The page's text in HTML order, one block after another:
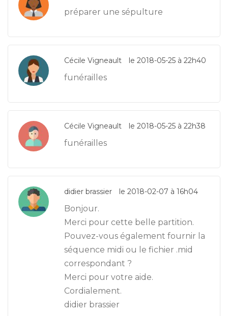
préparer une sépulture
Cécile Vigneault le 2018-05-25 à 22h40
funérailles
Cécile Vigneault le 2018-05-25 à 22h38
funérailles
didier brassier le 2018-02-07 à 16h04
Bonjour.
Merci pour cette belle partition.
Pouvez-vous également fournir la
séquence midi ou le fichier .mid
correspondant ?
Merci pour votre aide.
Cordialement.
didier brassier